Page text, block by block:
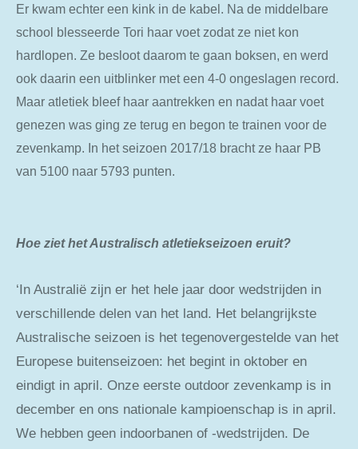
Er kwam echter een kink in de kabel. Na de middelbare
school blesseerde Tori haar voet zodat ze niet kon
hardlopen. Ze besloot daarom te gaan boksen, en werd
ook daarin een uitblinker met een 4-0 ongeslagen record.
Maar atletiek bleef haar aantrekken en nadat haar voet
genezen was ging ze terug en begon te trainen voor de
zevenkamp. In het seizoen 2017/18 bracht ze haar PB
van 5100 naar 5793 punten.
Hoe ziet het Australisch atletiekseizoen eruit?
‘In Australië zijn er het hele jaar door wedstrijden in
verschillende delen van het land. Het belangrijkste
Australische seizoen is het tegenovergestelde van het
Europese buitenseizoen: het begint in oktober en
eindigt in april. Onze eerste outdoor zevenkamp is in
december en ons nationale kampioenschap is in april.
We hebben geen indoorbanen of -wedstrijden. De